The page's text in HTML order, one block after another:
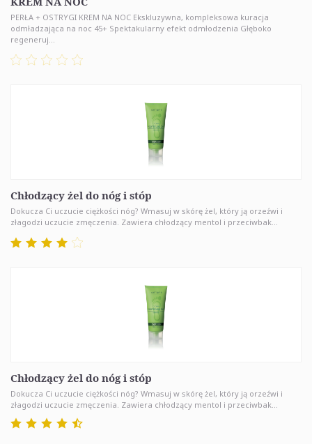
PERŁA + OSTRYGI KREM NA NOC Ekskluzywna, kompleksowa kuracja
odmładzająca na noc 45+ Spektakularny efekt odmłodzenia Głęboko
regeneruj...
Chłodzący żel do nóg i stóp
Dokucza Ci uczucie ciężkości nóg? Wmasuj w skórę żel, który ją orzeźwi i
złagodzi uczucie zmęczenia. Zawiera chłodzący mentol i przeciwbak...
Chłodzący żel do nóg i stóp
Dokucza Ci uczucie ciężkości nóg? Wmasuj w skórę żel, który ją orzeźwi i
złagodzi uczucie zmęczenia. Zawiera chłodzący mentol i przeciwbak...